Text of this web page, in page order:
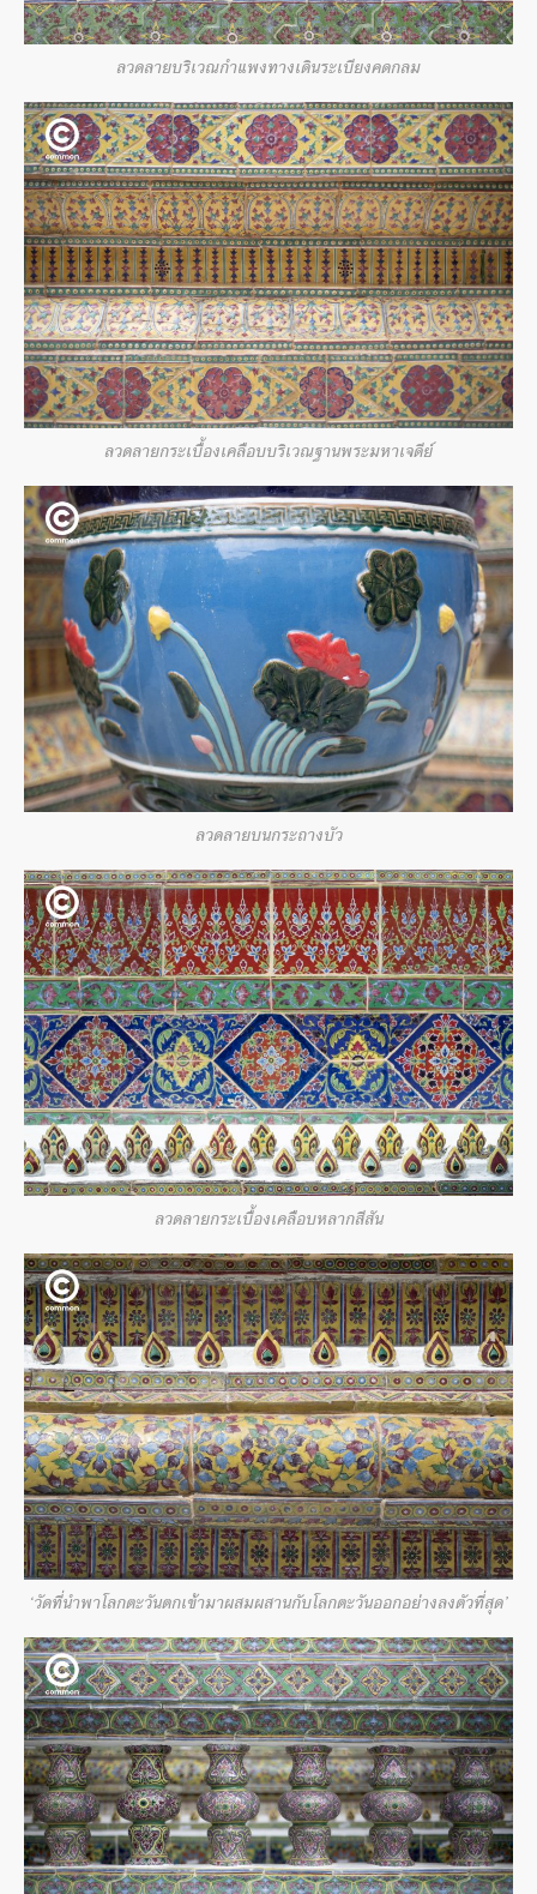
ลวดลายบริเวณกำแพงทางเดินระเบียงคดกลม
ลวดลายกระเบื้องเคลือบบริเวณฐานพระมหาเจดีย์
ลวดลายบนกระถางบัว
ลวดลายกระเบื้องเคลือบหลากสีสัน
‘วัดที่นำพาโลกตะวันตกเข้ามาผสมผสานกับโลกตะวันออกอย่างลงตัวที่สุด’